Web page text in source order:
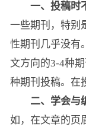
一、投稿时
一些期刊，特别
性期刊几乎没有
文方向的3-4种
种期刊投稿。在
二、学会与
如，在文章的页